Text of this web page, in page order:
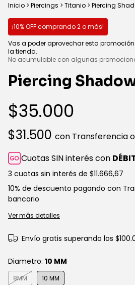
Inicio > Piercings > Titanio > Piercing
¡10% OFF comprando 2 o más!
Vas a poder aprovechar esta
la tienda.
No acumulable con algunas
Piercing
$35.000
$31.500 con Transferencia
Cuotas SIN interés con
3 cuotas sin interés de $11.666,67
10% de descuento pagando con
bancario
Ver más detalles
Envío gratis superando los
Diametro: 10 MM
8MM 10 MM